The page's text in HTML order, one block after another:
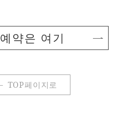
예약은 여기
TOP페이지로